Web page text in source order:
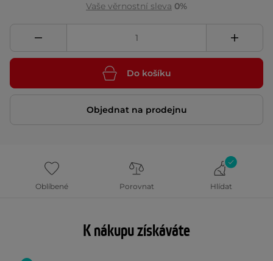
Vaše věrnostní sleva 0%
Do košíku
Objednat na prodejnu
Oblíbené Porovnat Hlídat
K nákupu získáváte